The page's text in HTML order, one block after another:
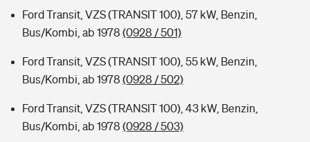
Ford Transit, VZS (TRANSIT 100), 57 kW, Benzin,
Bus/Kombi, ab 1978 (0928 / 501)
Ford Transit, VZS (TRANSIT 100), 55 kW, Benzin,
Bus/Kombi, ab 1978 (0928 / 502)
Ford Transit, VZS (TRANSIT 100), 43 kW, Benzin,
Bus/Kombi, ab 1978 (0928 / 503)